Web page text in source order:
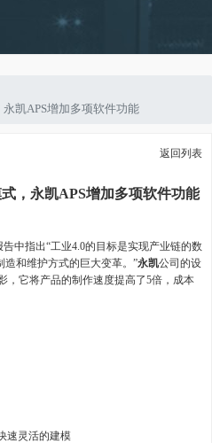
凯APS增加多项软件功能
返回列表
，永凯APS增加多项软件功能
中指出“工业4.0的目标是实现产业链的数
和维护方式的巨大变革。”永凯公司的设
，它将产品的制作速度提高了5倍，成本
速灵活的建模